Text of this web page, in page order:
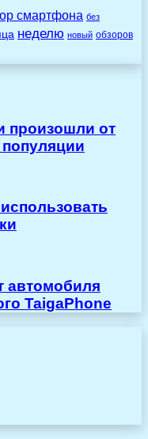
смартфона без
неделю новый обзоров
произошли от
автомобиля
TaigaPhone